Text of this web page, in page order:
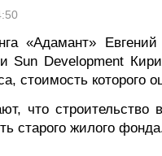
«Адамант»
Sun Development
стоимость которого
что
старого жилого